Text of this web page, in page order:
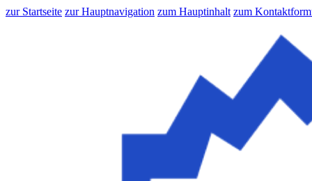
zur Startseite zur Hauptnavigation zum Hauptinhalt zum